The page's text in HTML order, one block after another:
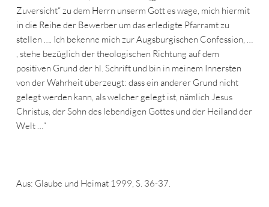
Zuversicht“ zu dem Herrn unserm Gott es wage, mich hiermit
in die Reihe der Bewerber um das erledigte Pfarramt zu
stellen …. Ich bekenne mich zur Augsburgischen Confession, …
, stehe bezüglich der theologischen Richtung auf dem
positiven Grund der hl. Schrift und bin in meinem Innersten
von der Wahrheit überzeugt: dass ein anderer Grund nicht
gelegt werden kann, als welcher gelegt ist, nämlich Jesus
Christus, der Sohn des lebendigen Gottes und der Heiland der
Welt …“
Aus: Glaube und Heimat 1999, S. 36-37.